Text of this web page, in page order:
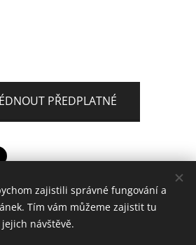
PŘEDPLATNÉ
I ESPRIT BOHEMIA s.r.o. I Všechna práva
zajistili správné fungování a
Tím vám můžeme zajistit tu
návštěvě.